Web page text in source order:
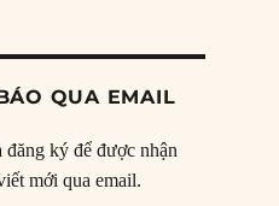
QUA EMAIL
ký để được nhận
mới qua email.